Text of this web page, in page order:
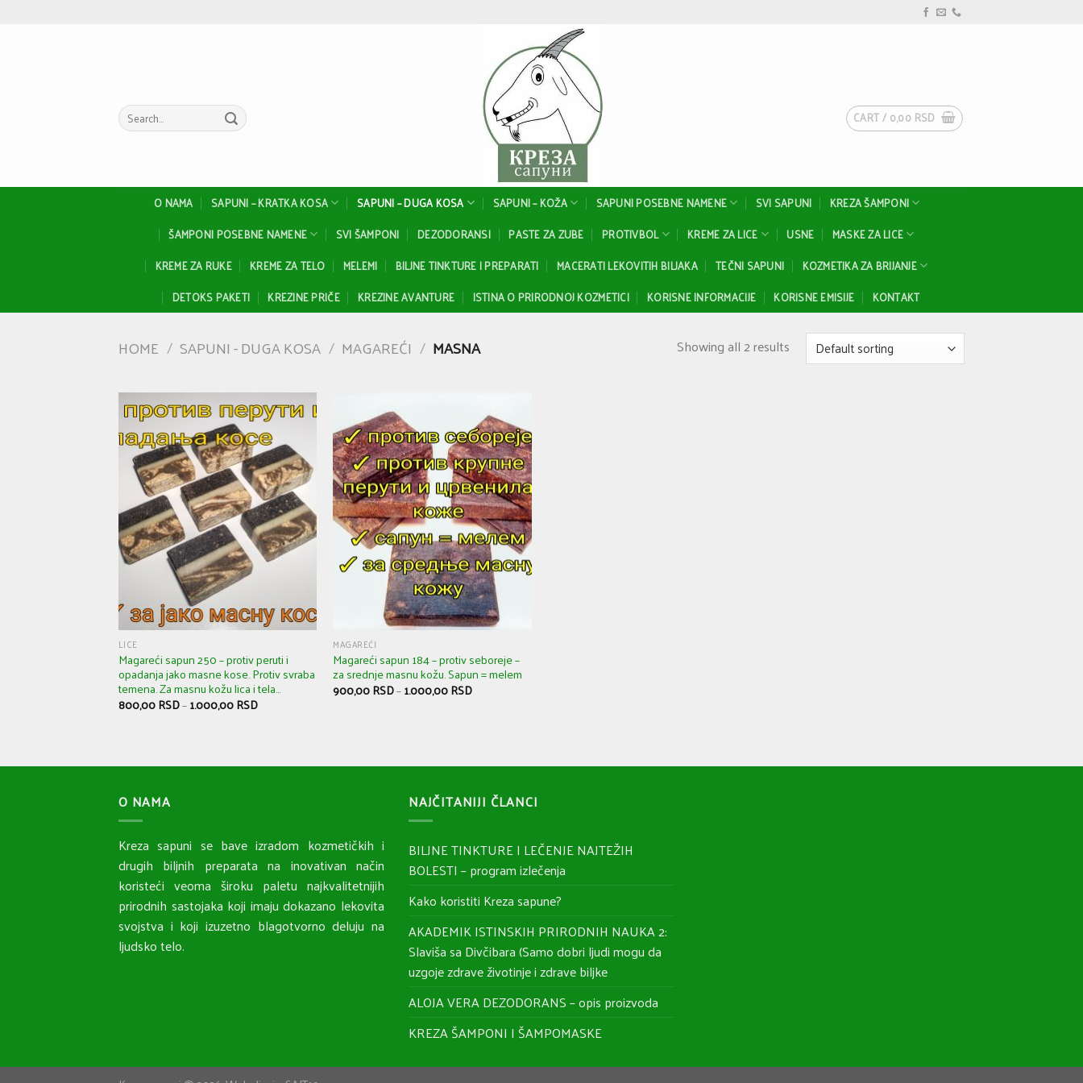
Search
for:
CART / 0,00 RSD
O NAMA SAPUNI – KRATKA KOSA SAPUNI – DUGA KOSA SAPUNI – KOŽA SAPUNI POSEBNE NAMENE SVI SAPUNI
KREZA ŠAMPONI
ŠAMPONI POSEBNE NAMENE
SVI ŠAMPONI DEZODORANSI PASTE ZA ZUBE PROTIVBOL KREME ZA LICE USNE
MASKE ZA LICE
KREME ZA RUKE
KREME ZA TELO MELEMI BILJNE TINKTURE I PREPARATI MACERATI LEKOVITIH BILJAKA TEČNI SAPUNI
KOZMETIKA ZA BRIJANJE
DETOKS PAKETI
KREZINE PRIČE KREZINE AVANTURE ISTINA O PRIRODNOJ KOZMETICI KORISNE INFORMACIJE KORISNE EMISIJE KONTAKT
HOME / SAPUNI - DUGA KOSA / MAGAREĆI / MASNA Showing all 2 results
LICE
Magareći sapun 250 – protiv peruti i
opadanja jako masne kose. Protiv svraba
temena. Za masnu kožu lica i tela…
800,00RSD–1.000,00RSD
MAGAREĆI
Magareći sapun 184 – protiv seboreje –
za srednje masnu kožu. Sapun = melem
900,00RSD–1.000,00RSD
O NAMA
Kreza sapuni se bave izradom kozmetičkih i
drugih biljnih preparata na inovativan način
koristeći veoma široku paletu najkvalitetnijih
prirodnih sastojaka koji imaju dokazano lekovita
svojstva i koji izuzetno blagotvorno deluju na
ljudsko telo.
NAJČITANIJI ČLANCI
BILJNE TINKTURE I LEČENJE NAJTEŽIH
BOLESTI – program izlečenja
Kako koristiti Kreza sapune?
AKADEMIK ISTINSKIH PRIRODNIH NAUKA 2:
Slaviša sa Divčibara (Samo dobri ljudi mogu da
uzgoje zdrave životinje i zdrave biljke
ALOJA VERA DEZODORANS – opis proizvoda
KREZA ŠAMPONI I ŠAMPOMASKE